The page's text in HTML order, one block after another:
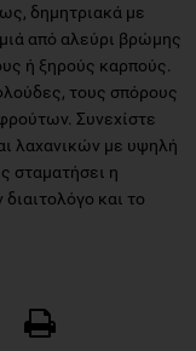
δημητριακά με
από αλεύρι βρώμης
ή ξηρούς καρπούς.
τους σπόρους
Συνεχίστε
λαχανικών με υψηλή
σταματήσει η
και το